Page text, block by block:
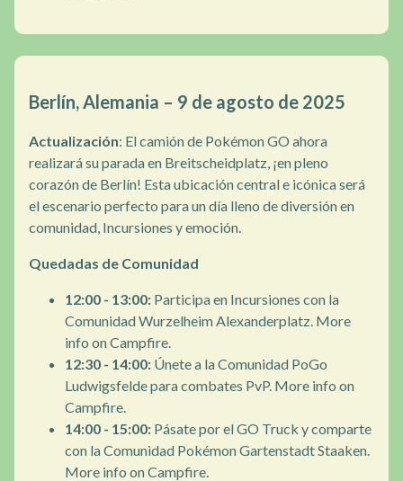
Berlín, Alemania – 9 de agosto de 2025
Actualización: El camión de Pokémon GO ahora
realizará su parada en Breitscheidplatz, ¡en pleno
corazón de Berlín! Esta ubicación central e icónica será
el escenario perfecto para un día lleno de diversión en
comunidad, Incursiones y emoción.
Quedadas de Comunidad
12:00 - 13:00: Participa en Incursiones con la
Comunidad Wurzelheim Alexanderplatz. More
info on Campfire.
12:30 - 14:00: Únete a la Comunidad PoGo
Ludwigsfelde para combates PvP. More info on
Campfire.
14:00 - 15:00: Pásate por el GO Truck y comparte
con la Comunidad Pokémon Gartenstadt Staaken.
More info on Campfire.